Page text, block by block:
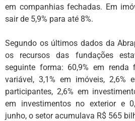
em companhias fechadas. Em
sair de 5,9% para até 8%.
Segundo os últimos dados da
os recursos das fundações
seguinte forma: 60,9% em renda
variável, 3,1% em imóveis, 2,6%
participantes, 2,6% em
em investimentos no exterior e
junho, o setor acumulava R$ 565